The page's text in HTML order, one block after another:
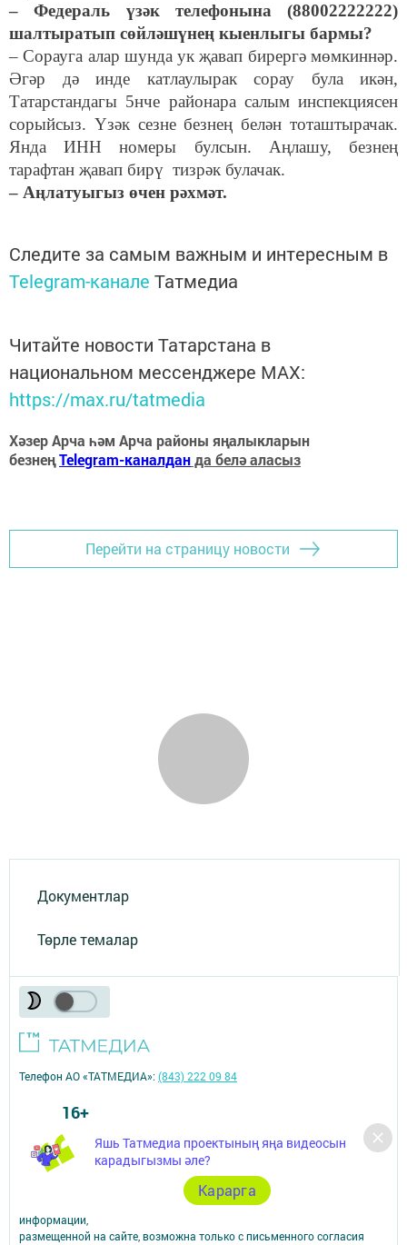
– Федераль үзәк телефонына (88002222222)
шалтыратып сөйләшүнең кыенлыгы бармы?
– Сорауга алар шунда ук җавап бирергә мөмкиннәр.
Әгәр дә инде катлаулырак сорау була икән,
Татарстандагы 5нче районара салым инспекциясен
сорыйсыз. Үзәк сезне безнең белән тоташтырачак.
Янда ИНН номеры булсын. Аңлашу, безнең
тарафтан җавап бирү тизрәк булачак.
– Аңлатуыгыз өчен рәхмәт.
Следите за самым важным и интересным в
Telegram-канале Татмедиа
Читайте новости Татарстана в
национальном мессенджере MАХ:
https://max.ru/tatmedia
Хәзер Арча һәм Арча районы яңалыкларын
безнеңTelegram-каналданда белә аласыз
Перейти на страницу новости
Документлар
Төрле темалар
Яшь Татмедиа проектының яңа видеосын
карадыгызмы әле?
Карарга
© 2011 - 2026. Арча хәбәрләре (Арский вестник). Все права защищены.
© ТАТМЕДИА. Все материалы, размещенные на сайте, защищены
Перепечатка, воспроизведение и распространение в любом объеме
информации,
размещенной на сайте, возможна только с письменного согласия
Телефон АО «ТАТМЕДИА»:(843) 222 09 84
16+